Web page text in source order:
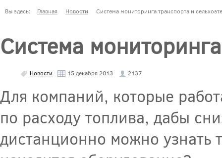
Вы здесь: Главная Новости Система мониторинга транспорта и
Система
Новости 15 декабря 2013 2137
Для компаний, которые
по расходу топлива, дабы
дистанционно можно узнать